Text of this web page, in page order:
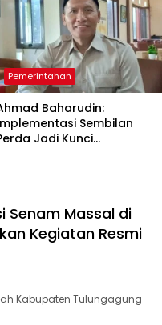
Pemerintahan
Baharudin:
Sembilan
Jadi Kunci
Senam Massal di
Kegiatan Resmi
Kabupaten Tulungagung